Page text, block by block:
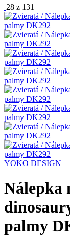
28 z 131
YOKO DESIGN
Nálepka
palmy